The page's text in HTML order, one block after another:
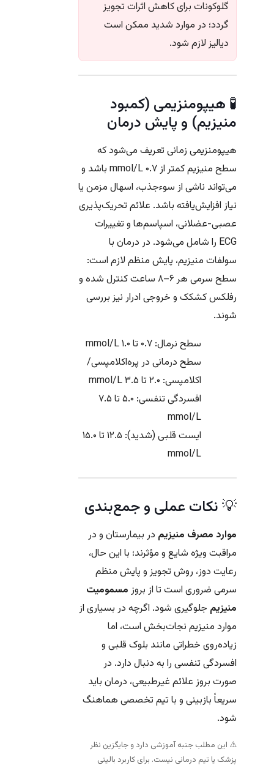
گلوکونات برای کاهش اثرات تجویز
گردد؛ در موارد شدید ممکن است
دیالیز لازم شود.
🧪 هیپومنزیمی (کمبود
منیزیم) و پایش درمان
هیپومنزیمی زمانی تعریف می‌شود که
سطح منیزیم کمتر از ۰.۷ mmol/L باشد و
می‌تواند ناشی از سوءجذب، اسهال مزمن یا
نیاز افزایش‌یافته باشد. علائم تحریک‌پذیری
عصبی-عضلانی، اسپاسم‌ها و تغییرات
ECG را شامل می‌شود. در درمان با
سولفات منیزیم، پایش منظم لازم است:
سطح سرمی هر ۶–۸ ساعت کنترل شده و
رفلکس کشکک و خروجی ادرار نیز بررسی
شوند.
سطح نرمال: ۰.۷ تا ۱.۰ mmol/L
سطح درمانی در پره‌اکلامپسی/
اکلامپسی: ۲.۰ تا ۳.۵ mmol/L
افسردگی تنفسی: ۵.۰ تا ۷.۵
mmol/L
ایست قلبی (شدید): ۱۲.۵ تا ۱۵.۰
mmol/L
💡 نکات عملی و جمع‌بندی
موارد مصرف منیزیم در بیمارستان و در
مراقبت ویژه شایع و مؤثرند؛ با این حال،
رعایت دوز، روش تجویز و پایش منظم
سرمی ضروری است تا از بروز مسمومیت
منیزیم جلوگیری شود. اگرچه در بسیاری از
موارد منیزیم نجات‌بخش است، اما
زیاده‌روی خطراتی مانند بلوک قلبی و
افسردگی تنفسی را به دنبال دارد. در
صورت بروز علائم غیرطبیعی، درمان باید
سریعاً بازبینی و با تیم تخصصی هماهنگ
شود.
⚠️ این مطلب جنبه آموزشی دارد و جایگزین نظر
پزشک یا تیم درمانی نیست. برای کاربرد بالینی